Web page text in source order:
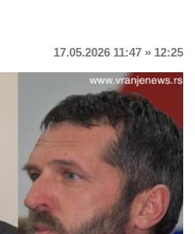
17.05.2026 11:47 » 12:25